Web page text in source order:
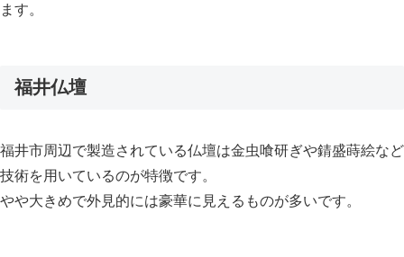
ます。
福井仏壇
福井市周辺で製造されている仏壇は金虫喰研ぎや錆盛蒔絵など
技術を用いているのが特徴です。
やや大きめで外見的には豪華に見えるものが多いです。